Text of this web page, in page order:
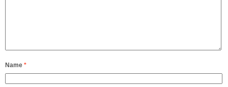
Name *